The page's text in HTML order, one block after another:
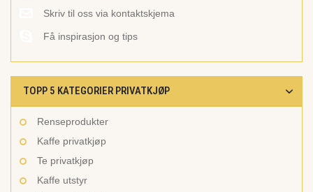
Skriv til oss via kontaktskjema
Få inspirasjon og tips
TOPP 5 KATEGORIER PRIVATKJØP
Renseprodukter
Kaffe privatkjøp
Te privatkjøp
Kaffe utstyr